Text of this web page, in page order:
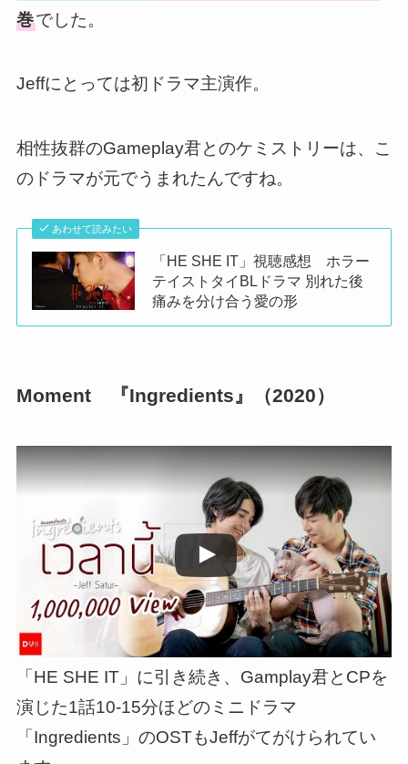
巻でした。
Jeffにとっては初ドラマ主演作。
相性抜群のGameplay君とのケミストリーは、こ
のドラマが元でうまれたんですね。
あわせて読みたい
「HE SHE IT」視聴感想 ホラー
テイストタイBLドラマ 別れた後
痛みを分け合う愛の形
Moment 『Ingredients』（2020）
この動画を YouTube で視聴
「HE SHE IT」に引き続き、Gamplay君とCPを
演じた1話10-15分ほどのミニドラマ
「Ingredients」のOSTもJeffがてがけられてい